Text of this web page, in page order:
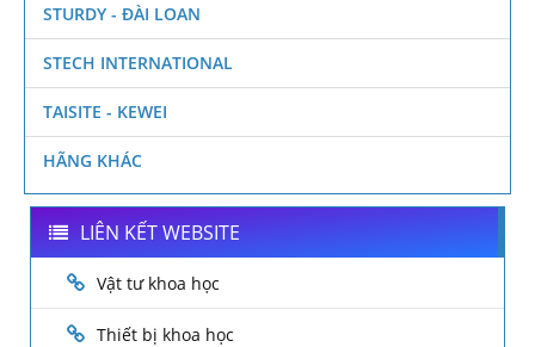
STURDY - ĐÀI LOAN
STECH INTERNATIONAL
TAISITE - KEWEI
HÃNG KHÁC
LIÊN KẾT WEBSITE
Vật tư khoa học
Thiết bị khoa học